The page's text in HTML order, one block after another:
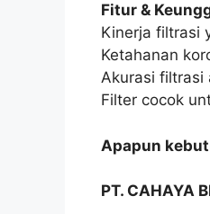
Fitur &
Kinerja filtrasi
Ketahanan
Akurasi filtrasi
Filter cocok
Apapun
PT. CAHAYA